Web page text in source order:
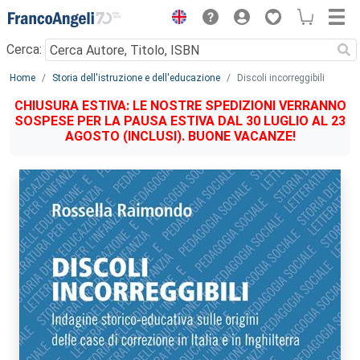
Menu
Cerca:
Main content
Home Storia dell'istruzione e dell'educazione Discoli incorreggibili
CHIUSURA ESTIVA: LE NOSTRE SPEDIZIONI VERRANNO
SOSPESE PER LA PAUSA ESTIVA DAL 30 LUGLIO AL 23
AGOSTO (INCLUSI). BUONE VACANZE!